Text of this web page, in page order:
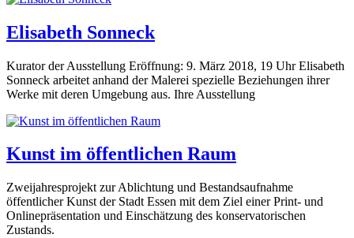
Elisabeth Sonneck
Kurator der Ausstellung Eröffnung: 9. März 2018, 19 Uhr Elisabeth
Sonneck arbeitet anhand der Malerei spezielle Beziehungen ihrer
Werke mit deren Umgebung aus. Ihre Ausstellung
Kunst im öffentlichen Raum
Zweijahresprojekt zur Ablichtung und Bestandsaufnahme
öffentlicher Kunst der Stadt Essen mit dem Ziel einer Print- und
Onlinepräsentation und Einschätzung des konservatorischen
Zustands.